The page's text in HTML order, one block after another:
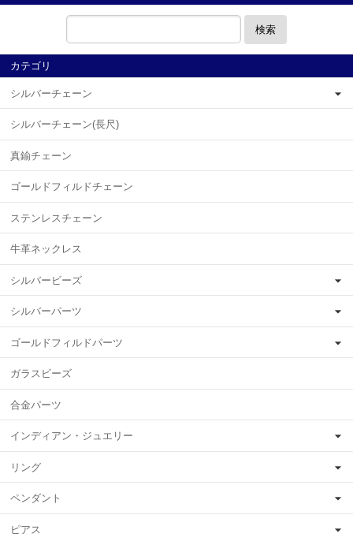
検索
カテゴリ
シルバーチェーン
シルバーチェーン(長尺)
真鍮チェーン
ゴールドフィルドチェーン
ステンレスチェーン
牛革ネックレス
シルバービーズ
シルバーパーツ
ゴールドフィルドパーツ
ガラスビーズ
合金パーツ
インディアン・ジュエリー
リング
ペンダント
ピアス